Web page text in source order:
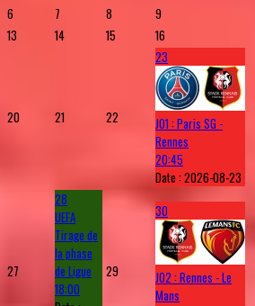
6 7 8
9
13 14 15 16
20 21 22
23
J01 : Paris SG -
Rennes
20:45
Date :2026-08-23
27
28
UEFA
Tirage de
la phase
de Ligue
18:00
29
30
J02 : Rennes - Le
Mans